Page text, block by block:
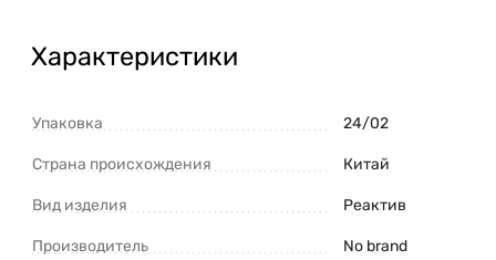
Характеристики
Упаковка 24/02
Страна происхождения Китай
Вид изделия Реактив
Производитель No brand